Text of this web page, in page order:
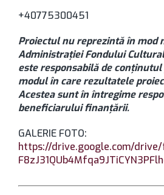
+40775300451
Proiectul nu reprezintă în mod
Administrației Fondului
este responsabilă de
modul în care rezultatele
Acestea sunt în întregime
beneficiarului finanțării.
GALERIE FOTO:
https://drive.google.com/drive/